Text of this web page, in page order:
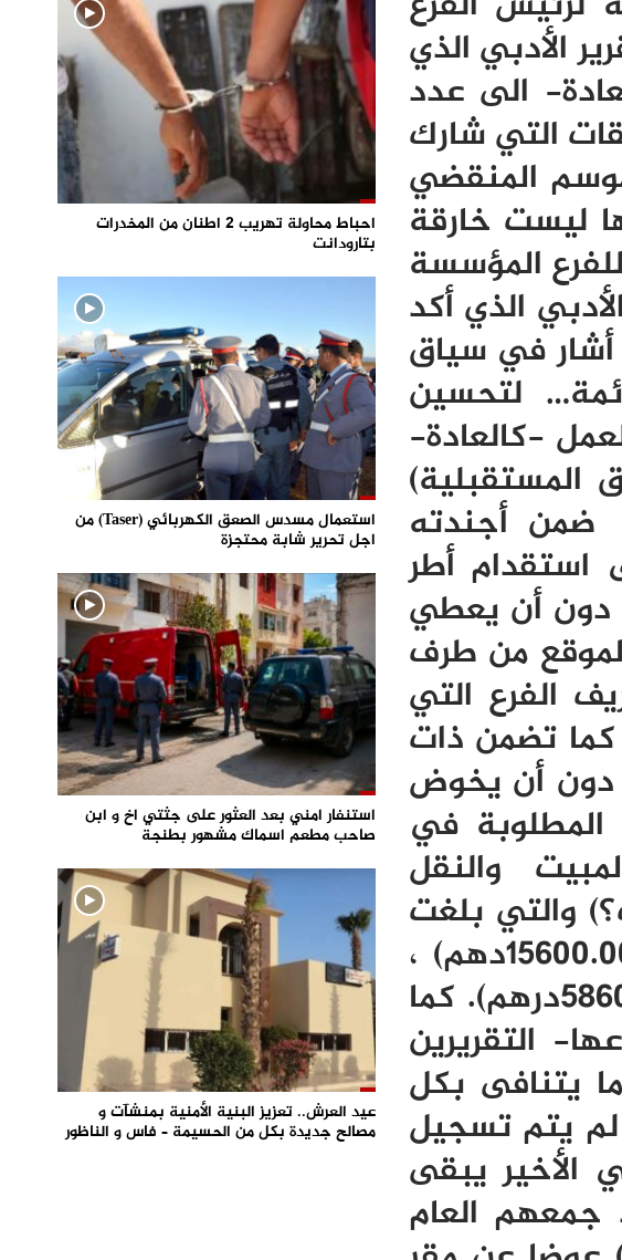
الأدبي الذي
الى عدد
التي شارك
المنقضي
ليست خارقة
المؤسسة
الذي أكد
أشار في سياق
لتحسين
-كالعادة-
المستقبلية)
ضمن أجندته
استقدام أطر
دون أن يعطي
من طرف
الفرع التي
درهم كمداخيل.. كما تضمن ذات
دون أن يخوض
في
والنقل
والتي بلغت
مصاريفها الإجمالية 74674.00 درهم، واجبات التأطير (15600.00دهم) ،
الملابس الرياضية (3934.00درهم) ، تجهيزات القاعة (5860.00درهم). كما
التقريرين
يتنافى بكل
لم يتم تسجيل
الأخير يبقى
جمعهم العام
احباط محاولة تهريب 2 اطنان من المخدرات
بتارودانت
استعمال مسدس الصعق الكهربائي (Taser) من
اجل تحرير شابة محتجزة
استنفار امني بعد العثور على جثتي اخ و ابن
صاحب مطعم اسماك مشهور بطنجة
عيد العرش.. تعزيز البنية الأمنية بمنشآت و
مصالح جديدة بكل من الحسيمة – فاس و الناظور